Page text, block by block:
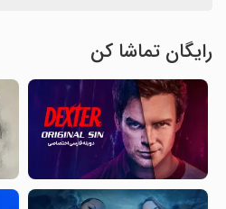
رایگان تماشا کن